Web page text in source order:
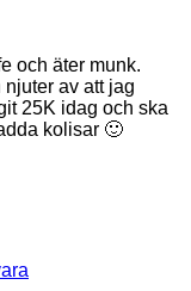
och äter munk.
av att jag
25K idag och ska
kolisar 🙂